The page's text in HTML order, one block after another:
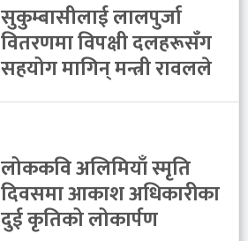
सुकुम्बासीलाई लालपुर्जा
वितरणमा विपक्षी दलहरूसँग
सहयोग मागिन् मन्त्री रावलले
लोककवि अलिमियाँ स्मृति
दिवसमा आकाश अधिकारीका
दुई कृतिको लोकार्पण